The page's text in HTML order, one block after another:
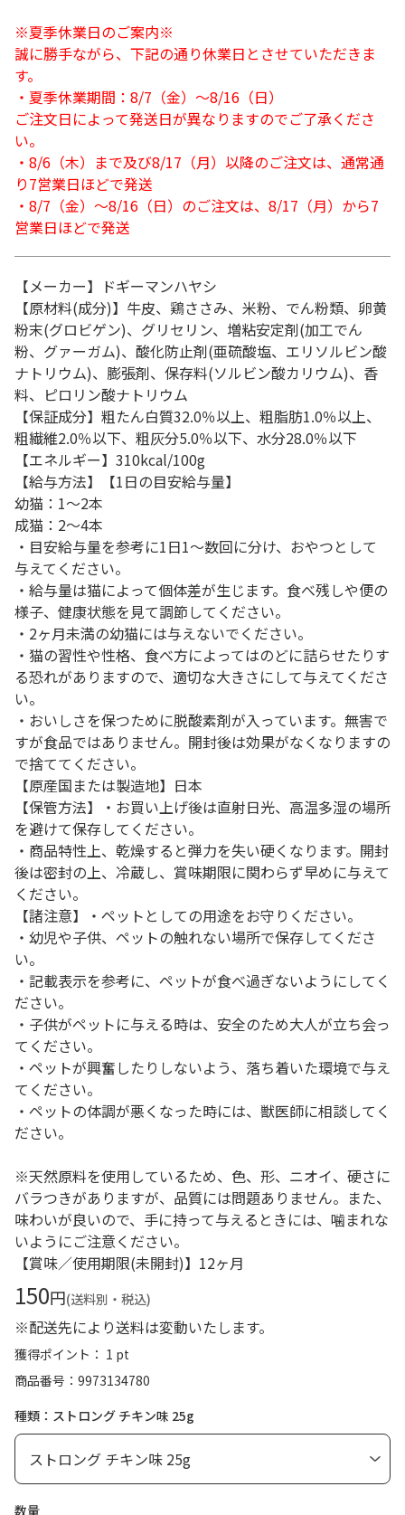
※夏季休業日のご案内※
誠に勝手ながら、下記の通り休業日とさせていただきま
す。
・夏季休業期間：8/7（金）～8/16（日）
ご注文日によって発送日が異なりますのでご了承くださ
い。
・8/6（木）まで及び8/17（月）以降のご注文は、通常通
り7営業日ほどで発送
・8/7（金）～8/16（日）のご注文は、8/17（月）から7
営業日ほどで発送
【メーカー】ドギーマンハヤシ
【原材料(成分)】牛皮、鶏ささみ、米粉、でん粉類、卵黄
粉末(グロビゲン)、グリセリン、増粘安定剤(加工でん
粉、グァーガム)、酸化防止剤(亜硫酸塩、エリソルビン酸
ナトリウム)、膨張剤、保存料(ソルビン酸カリウム)、香
料、ピロリン酸ナトリウム
【保証成分】粗たん白質32.0％以上、粗脂肪1.0％以上、
粗繊維2.0％以下、粗灰分5.0％以下、水分28.0％以下
【エネルギー】310kcal/100g
【給与方法】【1日の目安給与量】
幼猫：1～2本
成猫：2～4本
・目安給与量を参考に1日1～数回に分け、おやつとして
与えてください。
・給与量は猫によって個体差が生じます。食べ残しや便の
様子、健康状態を見て調節してください。
・2ヶ月未満の幼猫には与えないでください。
・猫の習性や性格、食べ方によってはのどに詰らせたりす
る恐れがありますので、適切な大きさにして与えてくださ
い。
・おいしさを保つために脱酸素剤が入っています。無害で
すが食品ではありません。開封後は効果がなくなりますの
で捨ててください。
【原産国または製造地】日本
【保管方法】・お買い上げ後は直射日光、高温多湿の場所
を避けて保存してください。
・商品特性上、乾燥すると弾力を失い硬くなります。開封
後は密封の上、冷蔵し、賞味期限に関わらず早めに与えて
ください。
【諸注意】・ペットとしての用途をお守りください。
・幼児や子供、ペットの触れない場所で保存してくださ
い。
・記載表示を参考に、ペットが食べ過ぎないようにしてく
ださい。
・子供がペットに与える時は、安全のため大人が立ち会っ
てください。
・ペットが興奮したりしないよう、落ち着いた環境で与え
てください。
・ペットの体調が悪くなった時には、獣医師に相談してく
ださい。
※天然原料を使用しているため、色、形、ニオイ、硬さに
バラつきがありますが、品質には問題ありません。また、
味わいが良いので、手に持って与えるときには、噛まれな
いようにご注意ください。
【賞味／使用期限(未開封)】12ヶ月
150円(送料別・税込)
※配送先により送料は変動いたします。
獲得ポイント： 1 pt
商品番号
9973134780
種類：ストロング チキン味 25g
数量